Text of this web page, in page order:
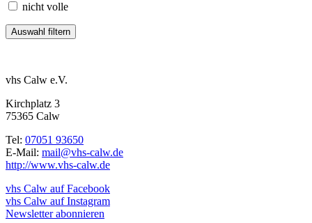
nicht volle
vhs Calw e.V.
Kirchplatz 3
75365 Calw
Tel: 07051 93650
E-Mail: mail@vhs-calw.de
http://www.vhs-calw.de
vhs Calw auf Facebook
vhs Calw auf Instagram
Newsletter abonnieren